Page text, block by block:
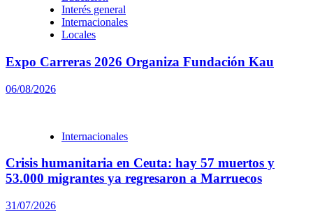
Interés general
Internacionales
Locales
Expo Carreras 2026 Organiza Fundación Kau
06/08/2026
Internacionales
Crisis humanitaria en Ceuta: hay 57 muertos y
53.000 migrantes ya regresaron a Marruecos
31/07/2026